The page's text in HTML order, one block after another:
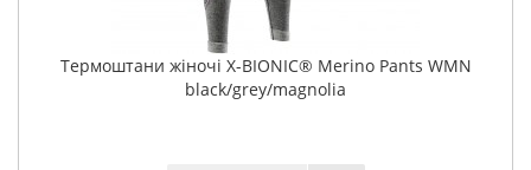
Термоштани жіночі X-BIONIC® Merino Pants WMN
black/grey/magnolia